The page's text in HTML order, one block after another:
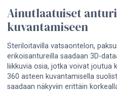
Ainutlaatuiset
kuvantamiseen
Steriloitavilla vatsaontelon,
erikoisantureilla saadaan 3D-
liikkuvia osia, jotka voivat joutua
360 asteen kuvantamisella
saadaan näkyviin erittäin